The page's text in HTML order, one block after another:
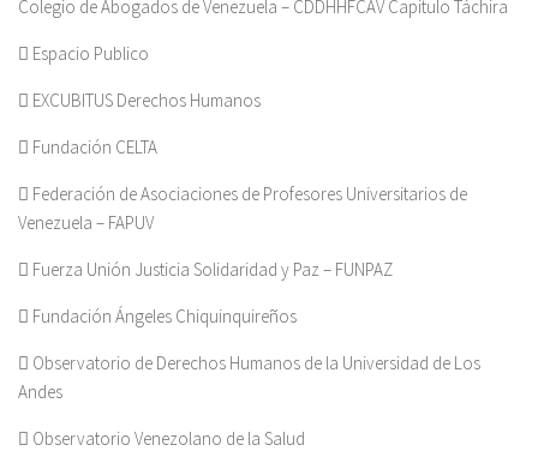
Colegio de Abogados de Venezuela – CDDHHFCAV Capitulo Táchira
 Espacio Publico
 EXCUBITUS Derechos Humanos
 Fundación CELTA
 Federación de Asociaciones de Profesores Universitarios de
Venezuela – FAPUV
 Fuerza Unión Justicia Solidaridad y Paz – FUNPAZ
 Fundación Ángeles Chiquinquireños
 Observatorio de Derechos Humanos de la Universidad de Los
Andes
 Observatorio Venezolano de la Salud